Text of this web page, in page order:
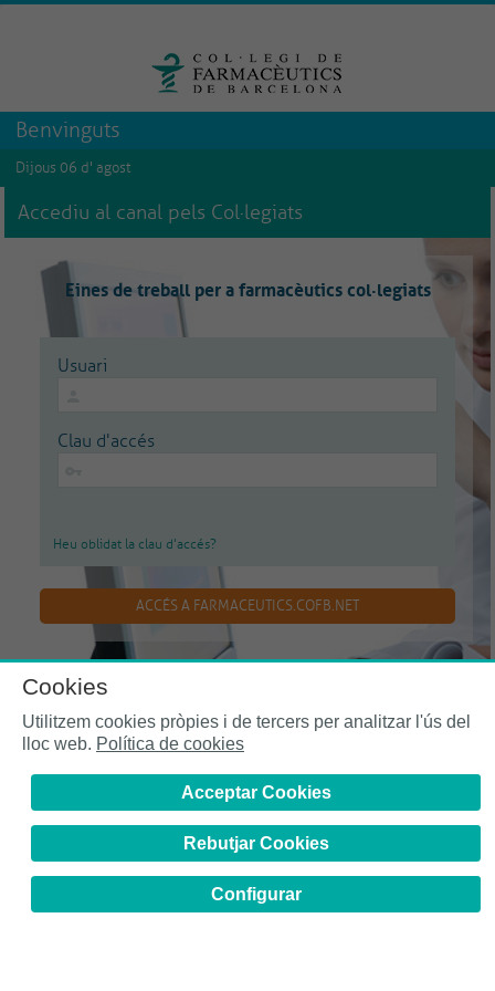
Benvinguts
Dijous 06 d' agost
Accediu al canal pels Col·legiats
Eines de treball per a farmacèutics col·legiats
Usuari
Clau d'accés
Heu oblidat la clau d'accés?
Col·legi de Farmacèutics de la Província de Barcelona | C. Girona, n⁰ 64-66 | 08009
Barcelona | Tel. (34) 932 44 07 10 |Política de cookies
Cookies
Utilitzem cookies pròpies i de tercers per analitzar l'ús del
lloc web. Política de cookies
Acceptar Cookies
Rebutjar Cookies
Configurar